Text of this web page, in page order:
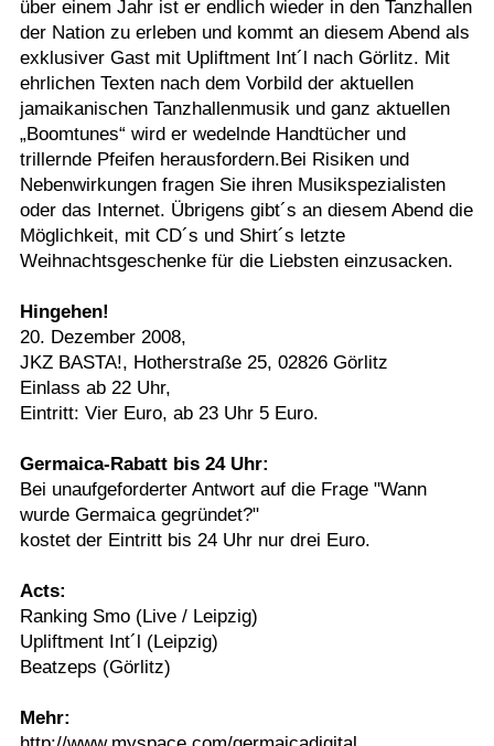
über einem Jahr ist er endlich wieder in den Tanzhallen
der Nation zu erleben und kommt an diesem Abend als
exklusiver Gast mit Upliftment Int´l nach Görlitz. Mit
ehrlichen Texten nach dem Vorbild der aktuellen
jamaikanischen Tanzhallenmusik und ganz aktuellen
„Boomtunes“ wird er wedelnde Handtücher und
trillernde Pfeifen herausfordern.Bei Risiken und
Nebenwirkungen fragen Sie ihren Musikspezialisten
oder das Internet. Übrigens gibt´s an diesem Abend die
Möglichkeit, mit CD´s und Shirt´s letzte
Weihnachtsgeschenke für die Liebsten einzusacken.
Hingehen!
20. Dezember 2008,
JKZ BASTA!, Hotherstraße 25, 02826 Görlitz
Einlass ab 22 Uhr,
Eintritt: Vier Euro, ab 23 Uhr 5 Euro.
Germaica-Rabatt bis 24 Uhr:
Bei unaufgeforderter Antwort auf die Frage "Wann
wurde Germaica gegründet?"
kostet der Eintritt bis 24 Uhr nur drei Euro.
Acts:
Ranking Smo (Live / Leipzig)
Upliftment Int´l (Leipzig)
Beatzeps (Görlitz)
Mehr: